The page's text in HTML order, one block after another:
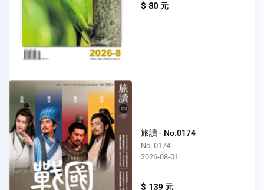
$ 80 元
旅讀 - No.0174
No. 0174
2026-08-01
$ 139 元